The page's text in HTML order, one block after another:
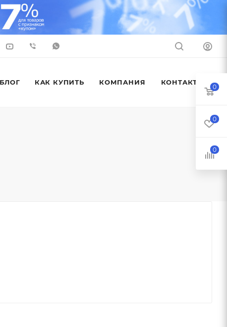
БЛОГ КАК КУПИТЬ КОМПАНИЯ КОНТАКТЫ
0
0
0